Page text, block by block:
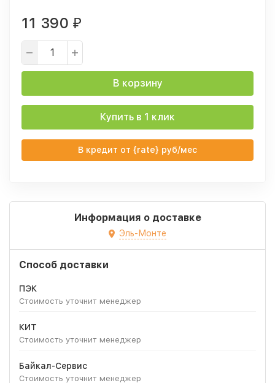
11 390 ₽
В корзину
Купить в 1 клик
В кредит от {rate} руб/мес
Информация о доставке
Эль-Монте
Способ доставки
ПЭК
Стоимость уточнит менеджер
КИТ
Стоимость уточнит менеджер
Байкал-Сервис
Стоимость уточнит менеджер